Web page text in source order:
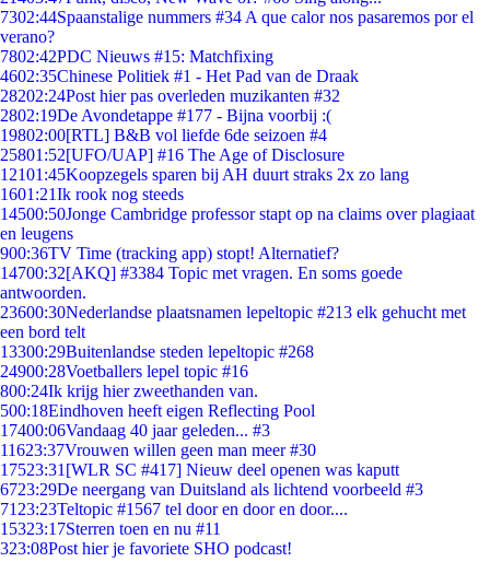
7302:44Spaanstalige nummers #34 A que calor nos pasaremos por el
verano?
7802:42PDC Nieuws #15: Matchfixing
4602:35Chinese Politiek #1 - Het Pad van de Draak
28202:24Post hier pas overleden muzikanten #32
2802:19De Avondetappe #177 - Bijna voorbij :(
19802:00[RTL] B&B vol liefde 6de seizoen #4
25801:52[UFO/UAP] #16 The Age of Disclosure
12101:45Koopzegels sparen bij AH duurt straks 2x zo lang
1601:21Ik rook nog steeds
14500:50Jonge Cambridge professor stapt op na claims over plagiaat
en leugens
900:36TV Time (tracking app) stopt! Alternatief?
14700:32[AKQ] #3384 Topic met vragen. En soms goede
antwoorden.
23600:30Nederlandse plaatsnamen lepeltopic #213 elk gehucht met
een bord telt
13300:29Buitenlandse steden lepeltopic #268
24900:28Voetballers lepel topic #16
800:24Ik krijg hier zweethanden van.
500:18Eindhoven heeft eigen Reflecting Pool
17400:06Vandaag 40 jaar geleden... #3
11623:37Vrouwen willen geen man meer #30
17523:31 [WLR SC #417] Nieuw deel openen was kaputt
6723:29De neergang van Duitsland als lichtend voorbeeld #3
71 23:23Teltopic #1567 tel door en door en door....
15323:17Sterren toen en nu #11
323:08Post hier je favoriete SHO podcast!